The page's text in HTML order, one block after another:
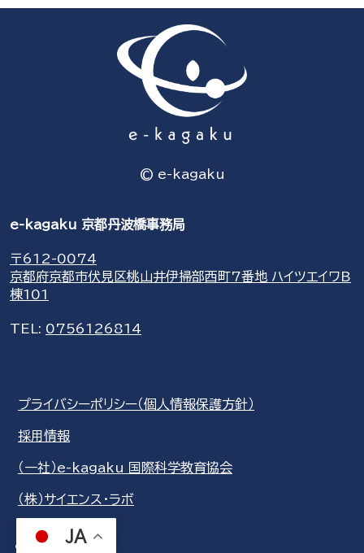
© e-kagaku
e-kagaku 京都丹波橋事務局
〒612-0074
京都府京都市伏見区桃山井伊掃部西町7番地 ハイツエイワB
棟101
TEL: 0756126814
プライバシーポリシー（個人情報保護方針）
採用情報
（一社）e-kagaku 国際科学教育協会
（株）サイエンス・ラボ
share
JA